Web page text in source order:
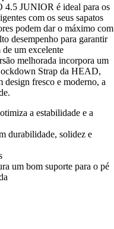
JUNIOR é ideal para os
com os seus sapatos
podem dar o máximo com
desempenho para garantir
um excelente
melhorada incorpora um
Strap da HEAD,
fresco e moderno, a
a estabilidade e a
durabilidade, solidez e
um bom suporte para o pé